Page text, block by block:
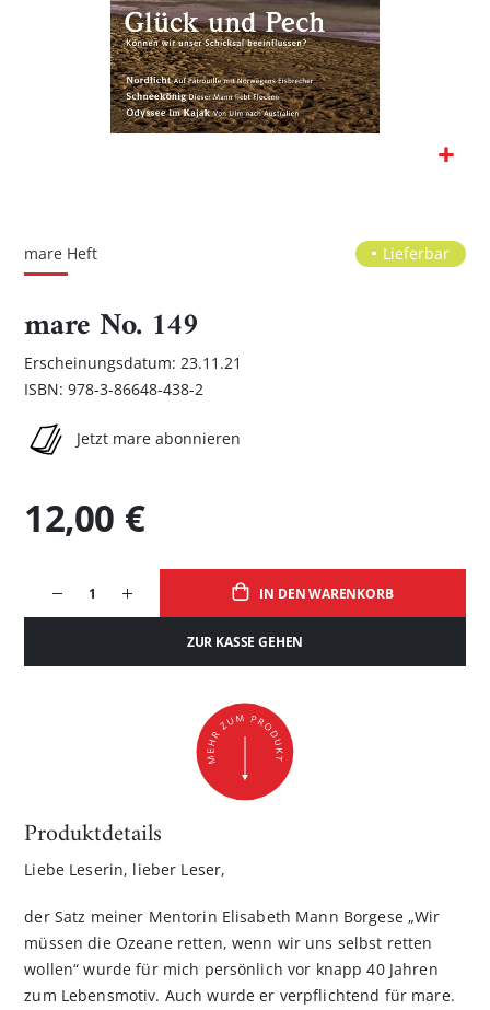
Bildgalerie
mare Heft Lieferbar
mare No. 149
Erscheinungsdatum: 23.11.21
ISBN: 978-3-86648-438-2
Jetzt mare abonnieren
IN DEN WARENKORB
ZUR KASSE GEHEN
12,00 €
Produktdetails
Liebe Leserin, lieber Leser,
der Satz meiner Mentorin Elisabeth Mann Borgese „Wir
müssen die Ozeane retten, wenn wir uns selbst retten
wollen“ wurde für mich persönlich vor knapp 40 Jahren
zum Lebensmotiv. Auch wurde er verpflichtend für mare.